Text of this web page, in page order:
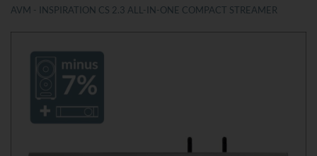
AVM - INSPIRATION CS 2.3 ALL-IN-ONE COMPACT STREAMER
Bildergalerie
springen
Bildergalerie
springen